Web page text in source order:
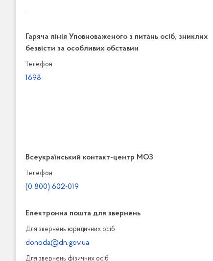
Гаряча лінія Уповноваженого з питань осіб, зниклих
безвісти за особливих обставин
Телефон
1698
Всеукраїнський контакт-центр МОЗ
Телефон
(0 800) 602-019
Електронна пошта для звернень
Для звернень юридичних осiб
donoda@dn.gov.ua
Для звернень фізичних осiб